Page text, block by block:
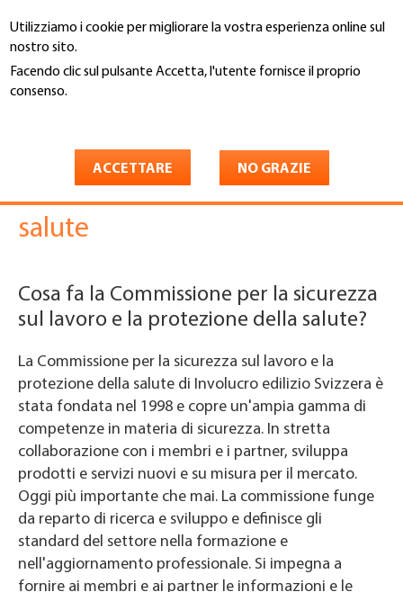
Utilizziamo i cookie per migliorare la vostra esperienza online sul
nostro sito.
Facendo clic sul pulsante Accetta, l'utente fornisce il proprio
consenso.
ACCETTARE NO GRAZIE
al
contenuto
principale
You
Commissione per la sicurezza
sul lavoro e la tutela della
salute
Cosa fa la Commissione per la sicurezza
sul lavoro e la protezione della salute?
La Commissione per la sicurezza sul lavoro e la
protezione della salute di Involucro edilizio Svizzera è
stata fondata nel 1998 e copre un'ampia gamma di
competenze in materia di sicurezza. In stretta
collaborazione con i membri e i partner, sviluppa
prodotti e servizi nuovi e su misura per il mercato.
Oggi più importante che mai. La commissione funge
da reparto di ricerca e sviluppo e definisce gli
standard del settore nella formazione e
nell'aggiornamento professionale. Si impegna a
fornire ai membri e ai partner le informazioni e le